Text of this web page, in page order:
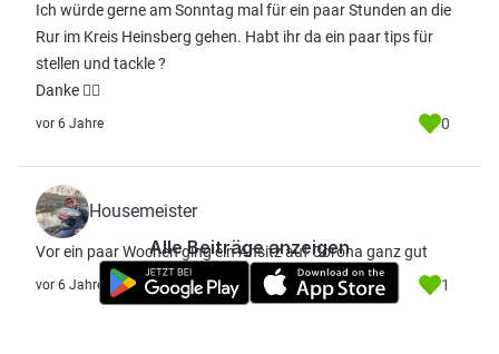
Ich würde gerne am Sonntag mal für ein paar Stunden an die
Rur im Kreis Heinsberg gehen. Habt ihr da ein paar tips für
stellen und tackle ?
Danke 👍🏻
vor 6 Jahre 0
Housemeister
Vor ein paar Wochen ging ein Ansitz auf Corona ganz gut
vor 6 Jahre 1
Alle Beiträge anzeigen